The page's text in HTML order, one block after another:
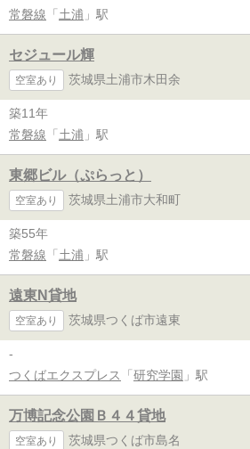
常磐線 「 土浦 」駅
セジュール輝
空室あり 茨城県土浦市木田余
築11年
常磐線 「 土浦 」駅
東郷ビル（ぷらっと）
空室あり 茨城県土浦市大和町
築55年
常磐線 「 土浦 」駅
遠東N貸地
空室あり 茨城県つくば市遠東
-
つくばエクスプレス
「 研究学園 」駅
万博記念公園Ｂ４４貸地
空室あり 茨城県つくば市島名